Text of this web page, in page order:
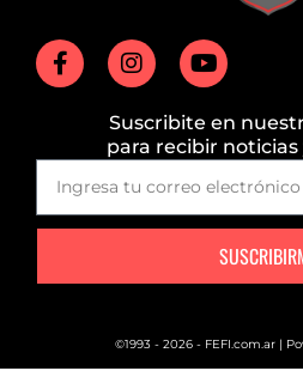
Suscribite en
para recibir noticias
©1993 - 2026 - FEFI.com.ar |